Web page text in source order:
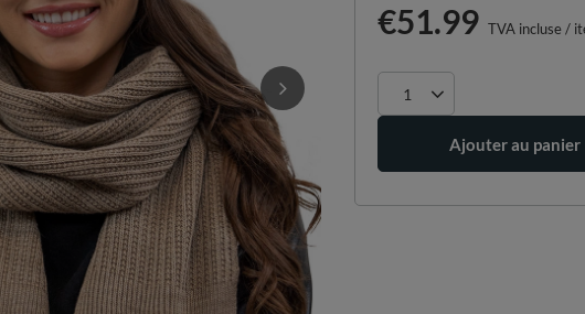
€51.99 TVA incluse/
Ajouter au panier